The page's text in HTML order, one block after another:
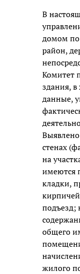
В
домом по
район,
Комитет
здания,
данные,
стенах
на
имеются
кладки,
подъезд;
общего
жилого